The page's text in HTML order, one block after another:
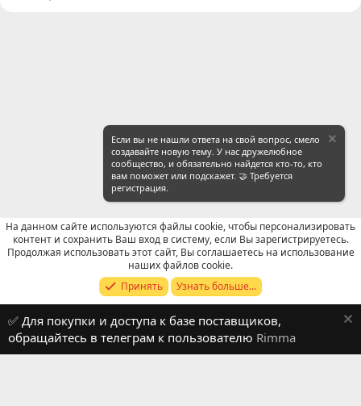
Продавцы (контакты) WeChat
Russian (RU)
Обратная связь
Условия и правила
Политика конфиденциальности
Помощь
R
Если вы не нашли ответа на свой вопрос, смело
создавайте новую тему. У нас дружелюбное
сообщество, и обязательно найдется кто-то, кто
вам поможет или подскажет. 🤝 Требуется
регистрация.
На данном сайте используются файлы cookie, чтобы персонализировать
контент и сохранить Ваш вход в систему, если Вы зарегистрируетесь.
Продолжая использовать этот сайт, Вы соглашаетесь на использование
наших файлов cookie.
Принять
Узнать больше...
✅ Для покупки и доступа к базе поставщиков,
обращайтесь в телеграм к пользователю Rimma